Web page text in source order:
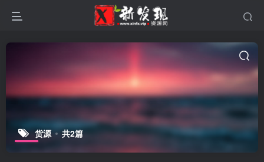
货源 共2篇